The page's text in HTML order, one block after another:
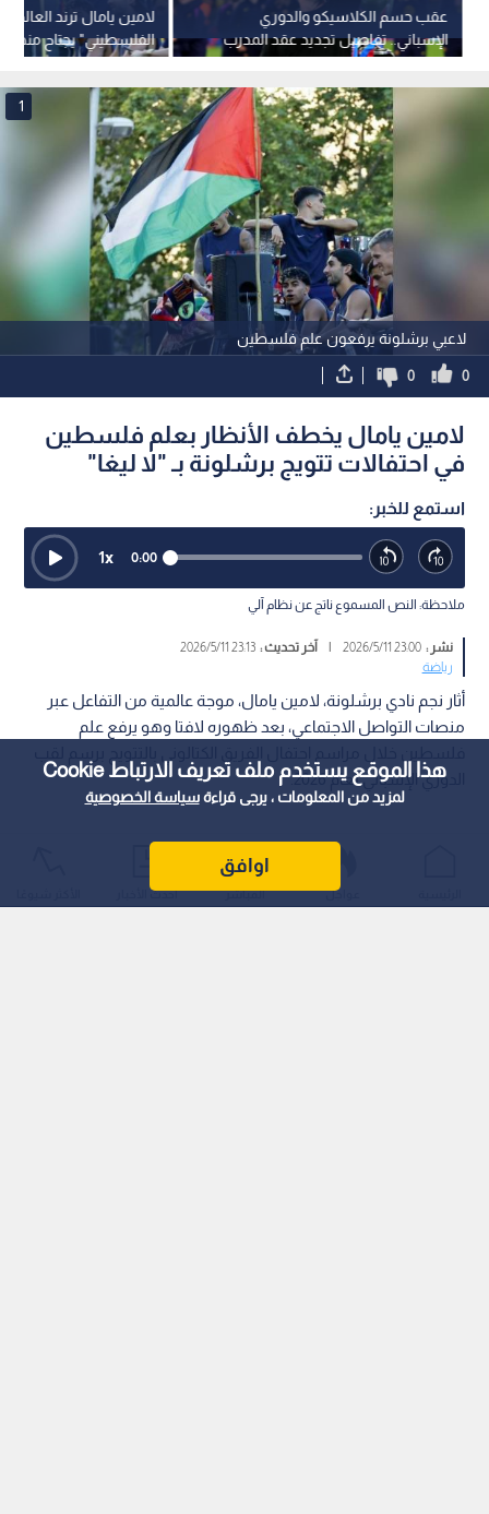
هذا الموقع يستخدم ملف تعريف الارتباط Cookie
لمزيد من المعلومات ، يرجى قراءةسياسة الخصوصية
اوافق
لامين يامال ترند
الفلسطيني" يجتاح
عقب حسم الكلاسيكو والدوري
الإسباني.. تفاصيل تجديد عقد المدرب
فليك مع برشلونة
لاعبي برشلونة يرفعون علم فلسطين
1
0
0
لامين يامال يخطف الأنظار بعلم فلسطين
في احتفالات تتويج برشلونة بـ "لا ليغا"
استمع للخبر:
0:00
1x
ملاحظة: النص المسموع ناتج عن نظام آلي
نشر :23:00 2026/5/11
| آخر تحديث :23:13 2026/5/11
رياضة
أثار نجم نادي برشلونة، لامين يامال، موجة عالمية من التفاعل عبر
منصات التواصل الاجتماعي، بعد ظهوره لافتا وهو يرفع علم
الدوري الإسباني لعام 2026.
عواجل المباشر أحدث الأخبار